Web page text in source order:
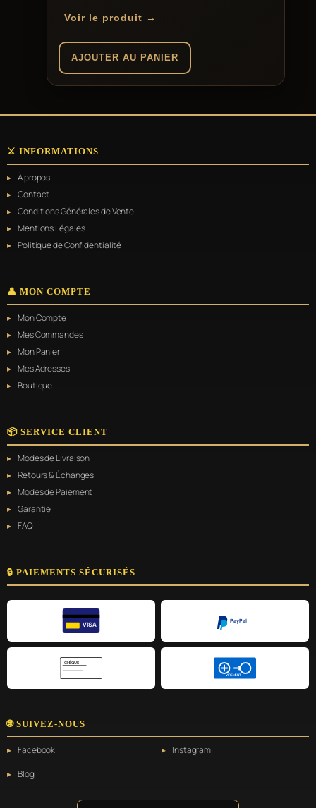
Voir le produit →
AJOUTER AU PANIER
⚔️ INFORMATIONS
À propos
Contact
Conditions Générales de Vente
Mentions Légales
Politique de Confidentialité
👤 MON COMPTE
Mon Compte
Mes Commandes
Mon Panier
Mes Adresses
Boutique
📦 SERVICE CLIENT
Modes de Livraison
Retours & Échanges
Modes de Paiement
Garantie
FAQ
🔒 PAIEMENTS SÉCURISÉS
VISA
PayPal
CHÈQUE
VIREMENT
🌐 SUIVEZ-NOUS
Facebook
Instagram
Blog